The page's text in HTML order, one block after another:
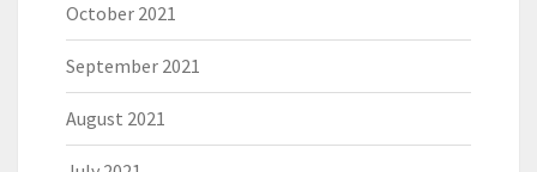
October 2021
September 2021
August 2021